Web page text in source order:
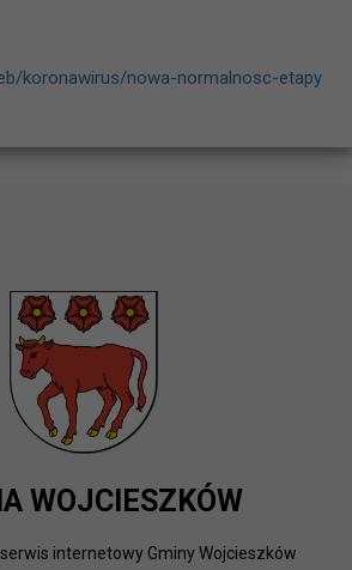
koronawirus/nowa-normalnosc-etapy
WOJCIESZKÓW
internetowy Gminy Wojcieszków